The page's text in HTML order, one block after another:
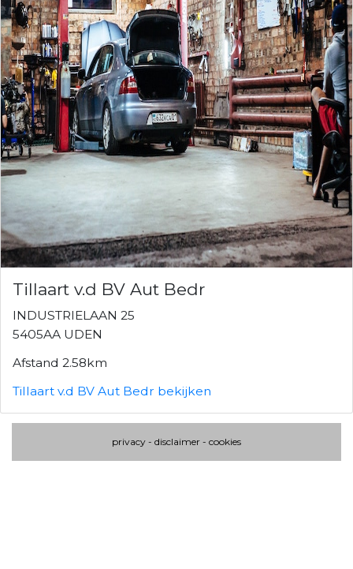
Tillaart v.d BV Aut Bedr
INDUSTRIELAAN 25
5405AA UDEN
Afstand 2.58km
Tillaart v.d BV Aut Bedr bekijken
privacy - disclaimer - cookies